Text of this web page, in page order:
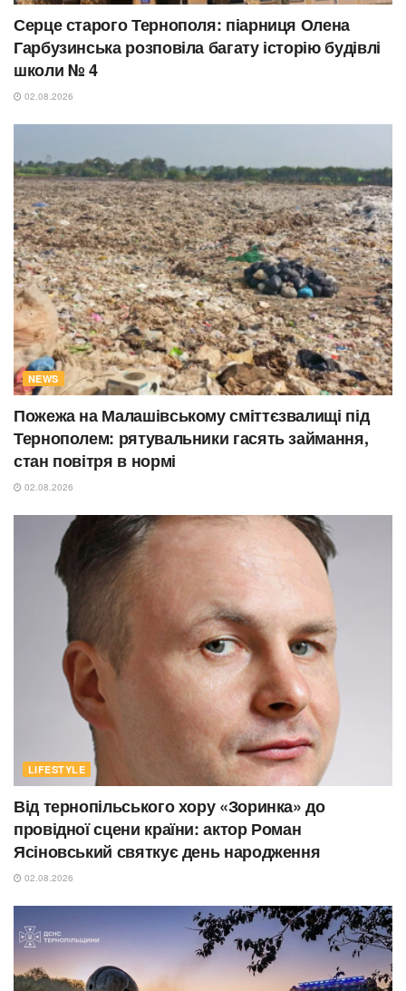
Серце старого Тернополя: піарниця Олена
Гарбузинська розповіла багату історію будівлі
школи № 4
02.08.2026
NEWS
Пожежа на Малашівському сміттєзвалищі під
Тернополем: рятувальники гасять займання,
стан повітря в нормі
02.08.2026
LIFESTYLE
Від тернопільського хору «Зоринка» до
провідної сцени країни: актор Роман
Ясіновський святкує день народження
02.08.2026